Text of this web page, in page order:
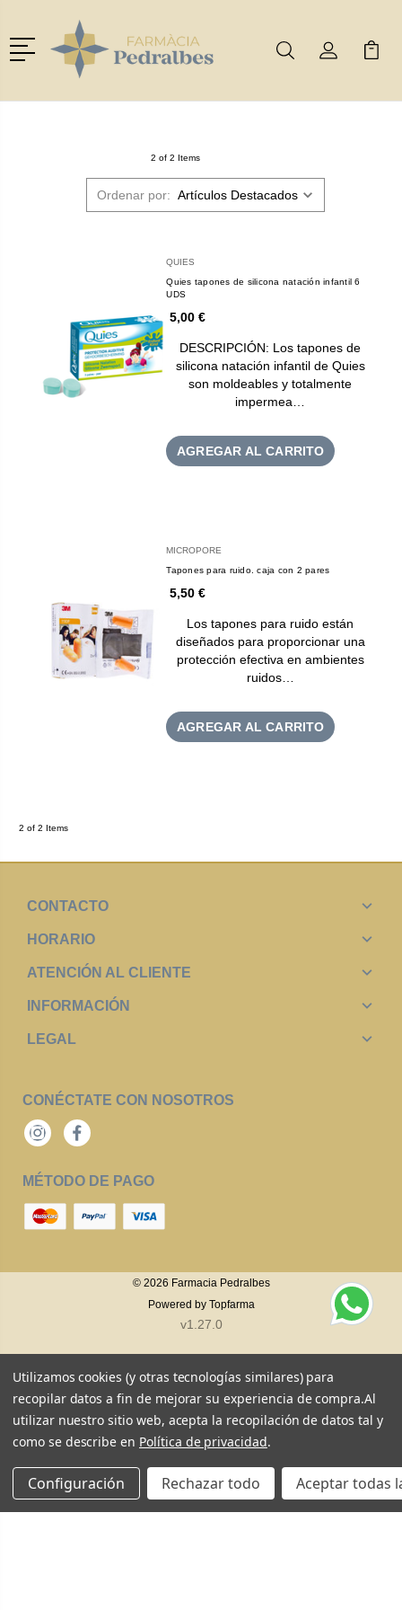
Menú
BuscarMi Cuenta
Mi
2 of 2 Items
Ordenar por:
QUIES
Quies tapones de silicona natación infantil 6
UDS
5,00 €
DESCRIPCIÓN: Los tapones de
silicona natación infantil de Quies
son moldeables y totalmente
impermea…
AGREGAR AL CARRITO
MICROPORE
Tapones para ruido. caja con 2 pares
5,50 €
Los tapones para ruido están
diseñados para proporcionar una
protección efectiva en ambientes
ruidos…
AGREGAR AL CARRITO
2 of 2 Items
CONTACTO
HORARIO
ATENCIÓN AL CLIENTE
INFORMACIÓN
LEGAL
CONÉCTATE CON NOSOTROS
InstagramFacebook
MÉTODO DE PAGO
© 2026 Farmacia Pedralbes
Powered by Topfarma
v1.27.0
Utilizamos cookies (y otras tecnologías similares) para
recopilar datos a fin de mejorar su experiencia de compra.Al
utilizar nuestro sitio web, acepta la recopilación de datos tal y
como se describe en Política de privacidad.
Configuración Rechazar todo Aceptar todas